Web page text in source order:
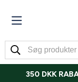
350 DKK